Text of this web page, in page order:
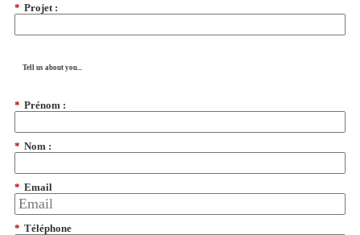
* Projet :
Tell us about you...
* Prénom :
* Nom :
* Email
* Téléphone